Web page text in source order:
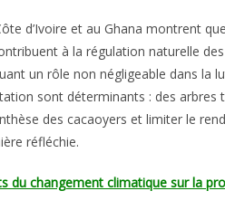
d’Ivoire et au Ghana montrent
à la régulation naturelle
un rôle non négligeable dans la
sont déterminants : des
des cacaoyers et limiter le
réfléchie.
du changement climatique sur la